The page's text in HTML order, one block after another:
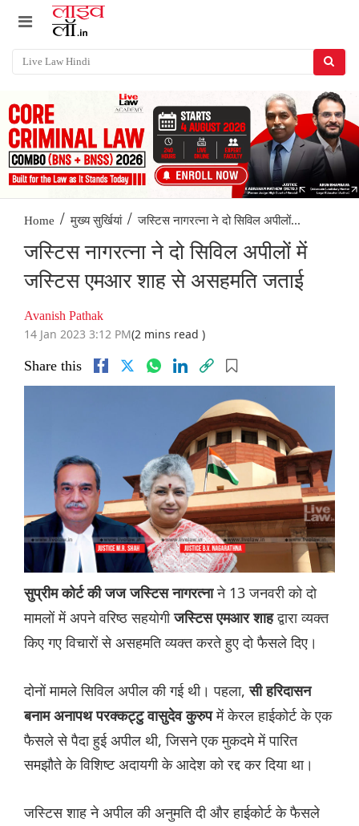
Home / मुख्य सुर्खियां / ज‌स्टिस नागरत्ना ने दो सिविल अपीलों...
ज‌स्टिस नागरत्ना ने दो सिविल अपीलों में
जस्टिस एमआर शाह से असहमति जताई
Avanish Pathak
14 Jan 2023 3:12 PM(2 mins read )
Share this
सुप्रीम कोर्ट की जज जस्टिस नागरत्नाने 13 जनवरी को दो
मामलों में अपने वरिष्ठ सहयोगीजस्टिस एमआर शाहद्वारा व्यक्त
किए गए विचारों से असहमति व्यक्त करते हुए दो फैसले दिए।
दोनों मामले सिविल अपील की गई थी। पहला,सी हरिदासन
बनाम अनापथ परक्कट्टु वासुदेव कुरुपमें केरल हाईकोर्ट के एक
फैसले से पैदा हुई अपील थी, जिसने एक मुकदमे में पारित
समझौते के विशिष्ट अदायगी के आदेश को रद्द कर दिया था।
जस्टिस शाह ने अपील की अनुमति दी और हाईकोर्ट के फैसले